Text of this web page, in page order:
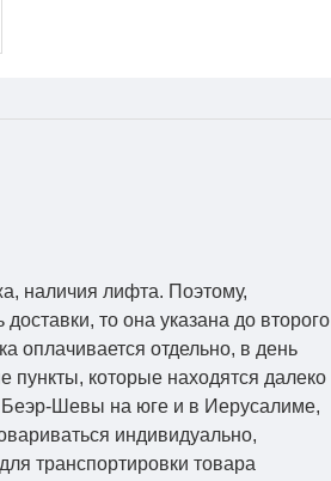
наличия лифта. Поэтому,
то она указана до второго
оплачивается отдельно, в день
пункты, которые находятся далеко
Беэр-Шевы на юге и в Иерусалиме,
индивидуально,
транспортировки товара